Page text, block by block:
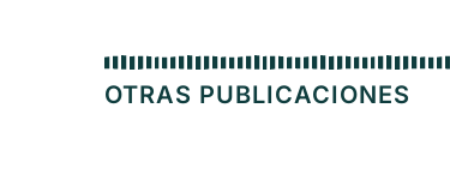
OTRAS PUBLICACIONES